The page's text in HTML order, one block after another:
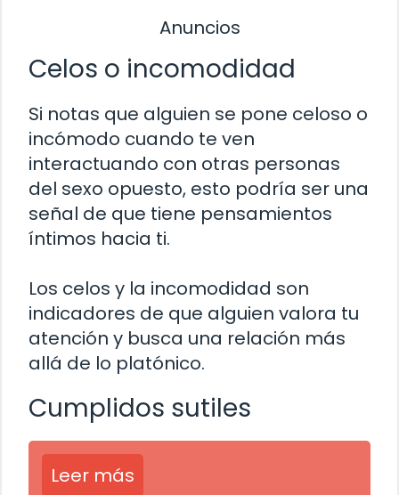
Anuncios
Celos o incomodidad
Si notas que alguien se pone celoso o
incómodo cuando te ven
interactuando con otras personas
del sexo opuesto, esto podría ser una
señal de que tiene pensamientos
íntimos hacia ti.
Los celos y la incomodidad son
indicadores de que alguien valora tu
atención y busca una relación más
allá de lo platónico.
Cumplidos sutiles
Leer más